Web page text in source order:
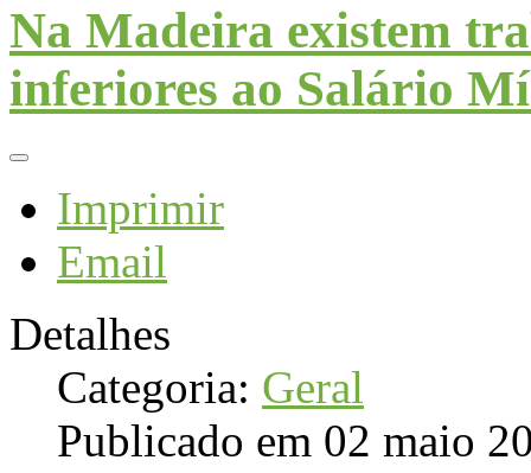
Na Madeira existem
inferiores ao Salário
Imprimir
Email
Detalhes
Categoria: Geral
Publicado em 02 maio